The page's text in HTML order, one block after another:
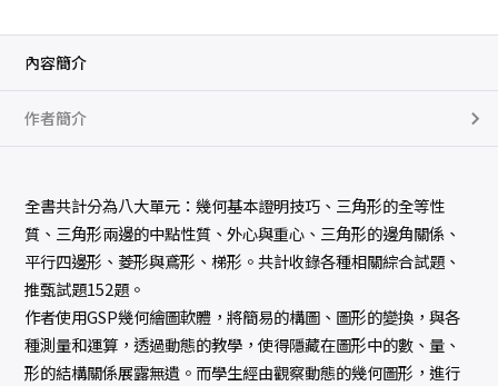
內容簡介
作者簡介
全書共計分為八大單元：幾何基本證明技巧、三角形的全等性
質、三角形兩邊的中點性質、外心與重心、三角形的邊角關係、
平行四邊形、菱形與鳶形、梯形。共計收錄各種相關綜合試題、
推甄試題152題。
作者使用GSP幾何繪圖軟體，將簡易的構圖、圖形的變換，與各
種測量和運算，透過動態的教學，使得隱藏在圖形中的數、量、
形的結構關係展露無遺。而學生經由觀察動態的幾何圖形，進行